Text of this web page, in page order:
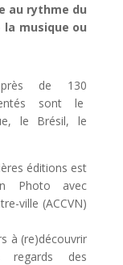
au rythme du
musique ou
de 130
sont le
le Brésil, le
éditions est
Photo avec
ville (ACCVN)
à (re)découvrir
regards des